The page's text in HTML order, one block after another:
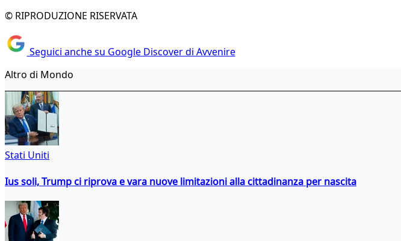
© RIPRODUZIONE RISERVATA
Seguici anche su Google Discover di Avvenire
Altro di Mondo
Stati Uniti
Ius soli, Trump ci riprova e vara nuove limitazioni alla cittadinanza per nascita